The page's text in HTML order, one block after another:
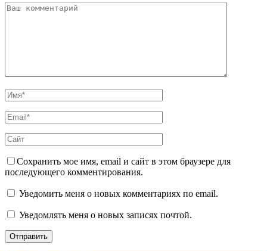
Сохранить мое имя, email и сайт в этом браузере для
последующего комментирования.
Уведомить меня о новых комментариях по email.
Уведомлять меня о новых записях почтой.